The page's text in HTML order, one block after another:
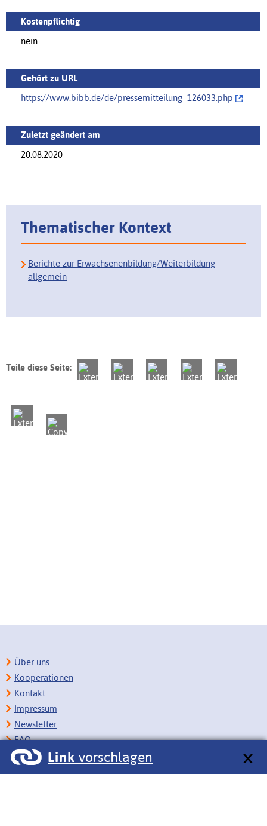
Kostenpflichtig
nein
Gehört zu URL
https://www.bibb.de/de/‌pressemitteilung_126033.php
Zuletzt geändert am
20.08.2020
Thematischer Kontext
Berichte zur Erwachsenenbildung/Weiterbildung
allgemein
Teile diese Seite:
Link vorschlagen
Über uns
Kooperationen
Kontakt
Impressum
Newsletter
FAQ
Copyright